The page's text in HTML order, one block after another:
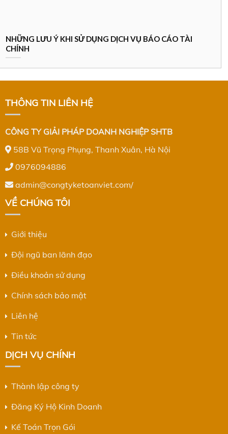
NHỮNG LƯU Ý KHI SỬ DỤNG DỊCH VỤ BÁO CÁO TÀI
CHÍNH
THÔNG TIN LIÊN HỆ
CÔNG TY GIẢI PHÁP DOANH NGHIỆP SHTB
58B Vũ Trọng Phụng, Thanh Xuân, Hà Nội
0976094886
admin@congtyketoanviet.com/
VỀ CHÚNG TÔI
Giới thiệu
Đội ngũ ban lãnh đạo
Điều khoản sử dụng
Chính sách bảo mật
Liên hệ
Tin tức
DỊCH VỤ CHÍNH
Thành lập công ty
Đăng Ký Hộ Kinh Doanh
Kế Toán Trọn Gói